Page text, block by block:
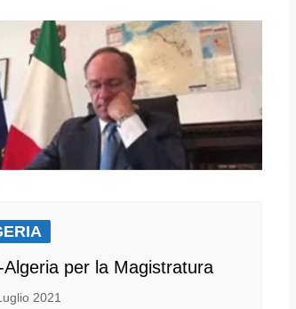
Algeria per la Magistratura
2021